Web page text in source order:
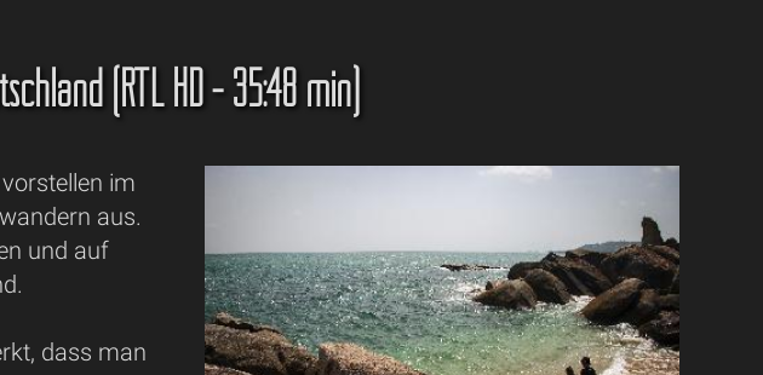
(RTL HD - 35:48 min)
im
aus.
und auf
dass man